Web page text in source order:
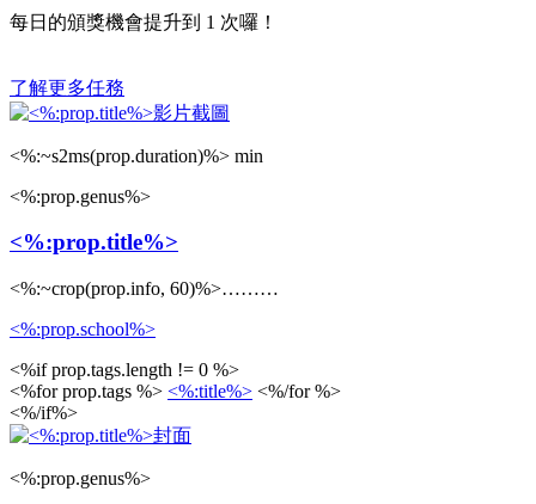
每日的頒獎機會提升到 1 次囉！
了解更多任務
<%:~s2ms(prop.duration)%> min
<%:prop.genus%>
<%:prop.title%>
<%:~crop(prop.info, 60)%>………
<%:prop.school%>
<%if prop.tags.length != 0 %>
<%for prop.tags %> <%:title%> <%/for %>
<%/if%>
<%:prop.genus%>